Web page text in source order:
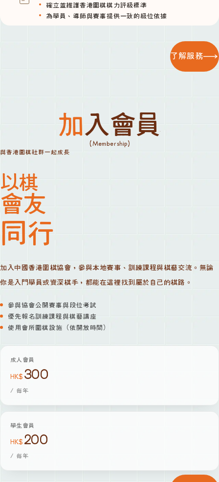
確立並維護香港圍棋棋力評級標準
為學員、導師與賽事提供一致的級位依據
了解服務
加入會員
(Membership)
與香港圍棋社群一起成長
以棋
會友
同行
加入中國香港圍棋協會，參與本地賽事、訓練課程與棋藝交流。無論
你是入門學員或資深棋手，都能在這裡找到屬於自己的棋路。
參與協會公開賽事與段位考試
優先報名訓練課程與棋藝講座
使用會所圍棋設施（依開放時間）
成人會員
HK$ 300
/ 每年
學生會員
HK$ 200
/ 每年